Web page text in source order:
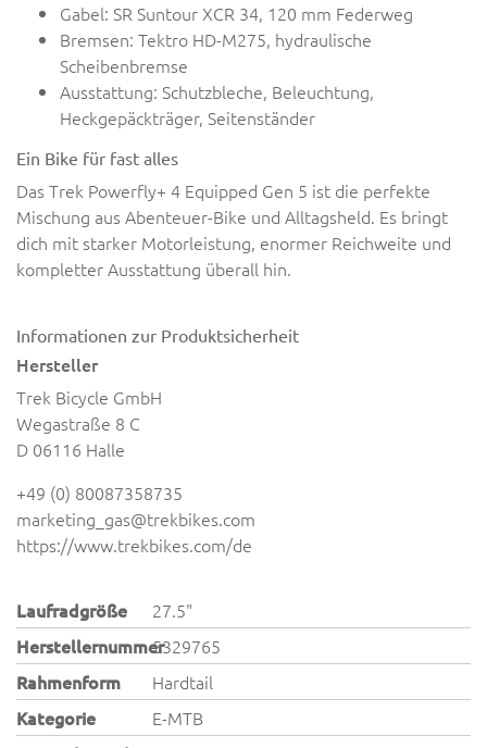
Gabel: SR Suntour XCR 34, 120 mm Federweg
Bremsen: Tektro HD-M275, hydraulische
Scheibenbremse
Ausstattung: Schutzbleche, Beleuchtung,
Heckgepäckträger, Seitenständer
Ein Bike für fast alles
Das Trek Powerfly+ 4 Equipped Gen 5 ist die perfekte
Mischung aus Abenteuer-Bike und Alltagsheld. Es bringt
dich mit starker Motorleistung, enormer Reichweite und
kompletter Ausstattung überall hin.
Informationen zur Produktsicherheit
Hersteller
Trek Bicycle GmbH
Wegastraße 8 C
D 06116 Halle
+49 (0) 80087358735
marketing_gas@trekbikes.com
https://www.trekbikes.com/de
Laufradgröße
27.5"
Herstellernummer5329765
Rahmenform
Hardtail
Kategorie
E-MTB